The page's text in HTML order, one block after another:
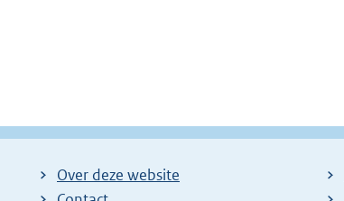
Over deze website